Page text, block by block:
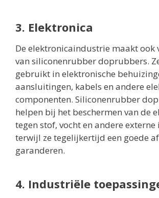
3. Elektronica
De elektronicaindustrie maakt ook
van siliconenrubber doprubbers.
gebruikt in elektronische
aansluitingen, kabels en andere
componenten. Siliconenrubber
helpen bij het beschermen van de
tegen stof, vocht en andere externe
terwijl ze tegelijkertijd een goede
garanderen.
4. Industriële